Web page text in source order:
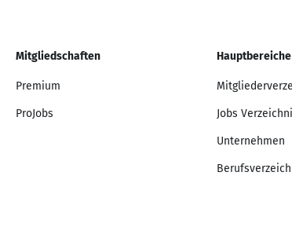
Mitgliedschaften
Premium
ProJobs
Hauptbereiche
Jobs
Unternehmen